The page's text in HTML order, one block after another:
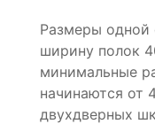
Размеры
ширину полок
минимальные
начинаются от
двухдверных